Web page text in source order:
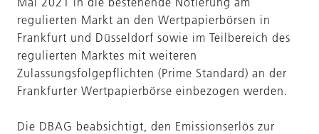
regulierten Markt an den Wertpapierbörsen in
Frankfurt und Düsseldorf sowie im Teilbereich des
regulierten Marktes mit weiteren
Zulassungsfolgepflichten (Prime Standard) an der
Frankfurter Wertpapierbörse einbezogen werden.
Die DBAG beabsichtigt, den Emissionserlös zur